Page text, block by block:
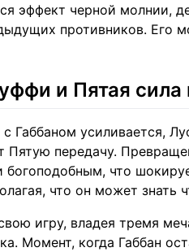
эффект черной молнии,
противников. Его
и Пятая сила
Габбаном усиливается,
Пятую передачу.
что
что он может знать
игру, владея тремя
Момент, когда Габбан